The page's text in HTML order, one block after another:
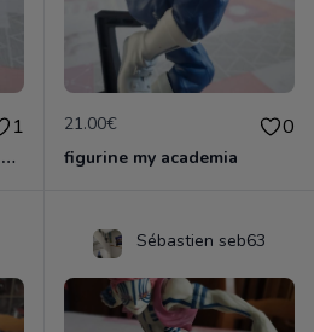
1
figurine one piece trafalga law officielle
21.00€ 0
figurine my academia
Sébastien seb63